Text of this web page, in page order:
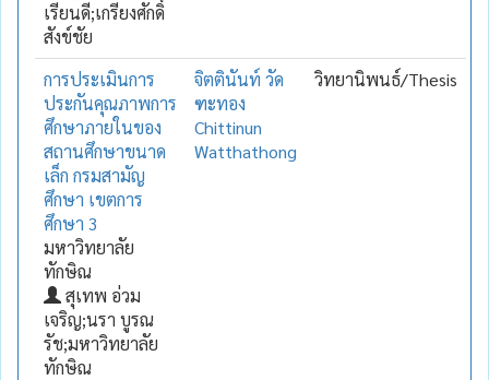
เรียนดี;เกรียงศักดิ์
สังข์ชัย
การประเมินการ
ประกันคุณภาพการ
ศึกษาภายในของ
สถานศึกษาขนาด
เล็ก กรมสามัญ
ศึกษา เขตการ
ศึกษา 3
มหาวิทยาลัย
ทักษิณ
สุเทพ อ่วม
เจริญ;นรา บูรณ
รัช;มหาวิทยาลัย
ทักษิณ
จิตตินันท์ วัด
ฑะทอง
Chittinun
Watthathong
วิทยานิพนธ์/Thesis